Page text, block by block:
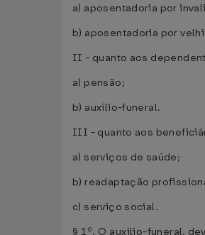
a) aposentadoria por
b) aposentadoria por
II - quanto aos
a) pensão;
b) auxílio-funeral.
III - quanto aos
a) serviços de saúde;
b) readaptação
c) serviço social.
§ 1º. O auxílio-funeral,